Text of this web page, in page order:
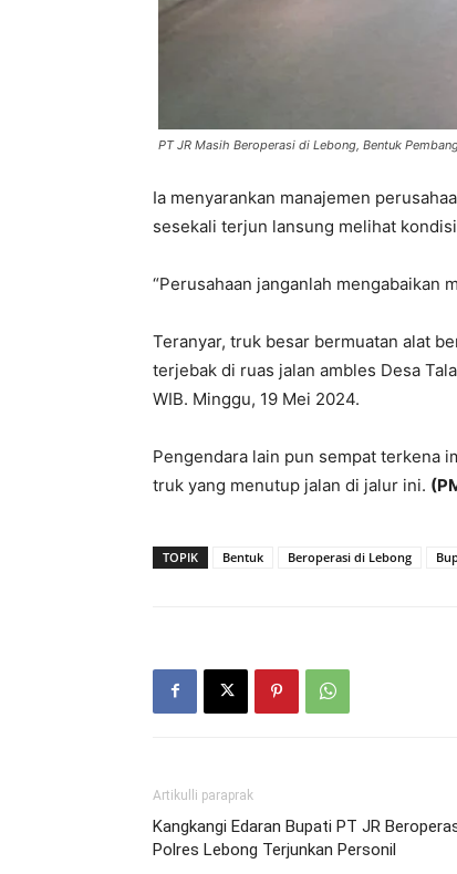
PT JR Masih Beroperasi di Lebong, Bentuk
Ia menyarankan manajemen
sesekali terjun lansung melihat
“Perusahaan janganlah mengabaikan
Teranyar, truk besar bermuatan alat
terjebak di ruas jalan ambles Desa
WIB. Minggu, 19 Mei 2024.
Pengendara lain pun sempat terkena
truk yang menutup jalan di jalur ini.
TOPIK Bentuk Beroperasi di Lebong
Artikulli paraprak
Kangkangi Edaran Bupati PT JR
Polres Lebong Terjunkan Personil